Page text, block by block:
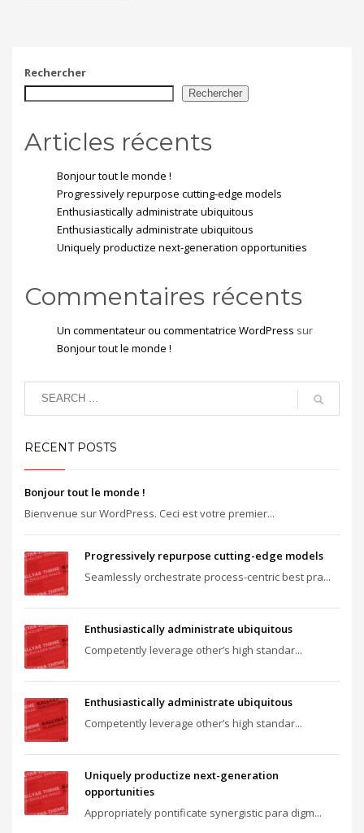
Rechercher
Rechercher
Articles récents
Bonjour tout le monde !
Progressively repurpose cutting-edge models
Enthusiastically administrate ubiquitous
Enthusiastically administrate ubiquitous
Uniquely productize next-generation opportunities
Commentaires récents
Un commentateur ou commentatrice WordPress sur
Bonjour tout le monde !
RECENT POSTS
Bonjour tout le monde !
Bienvenue sur WordPress. Ceci est votre premier...
Progressively repurpose cutting-edge models
Seamlessly orchestrate process-centric best pra...
Enthusiastically administrate ubiquitous
Competently leverage other’s high standar...
Enthusiastically administrate ubiquitous
Competently leverage other’s high standar...
Uniquely productize next-generation
opportunities
Appropriately pontificate synergistic para digm...